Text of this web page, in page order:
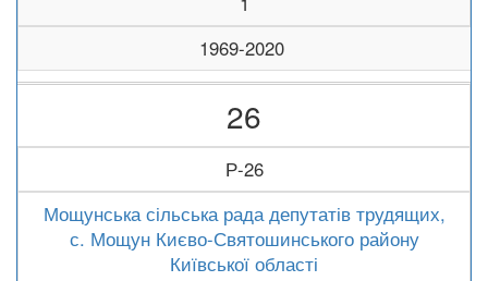
1969-2020
26
Р-26
Мощунська сільська рада депутатів трудящих,
с. Мощун Києво-Святошинського району
Київської області